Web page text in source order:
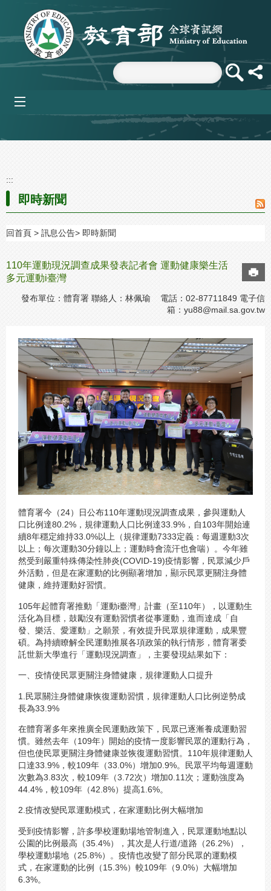
跳到主要內容區塊
:::
即時新聞
回首頁 訊息公告 即時新聞
110年運動現況調查成果發表記者會 運動健康樂生活
多元運動i臺灣
發布單位：體育署 聯絡人：林佩瑜 電話：02-87711849 電子信
箱： yu88@mail.sa.gov.tw
體育署今（24）日公布110年運動現況調查成果，參與運動人
口比例達80.2%，規律運動人口比例達33.9%，自103年開始連
續8年穩定維持33.0%以上（規律運動7333定義：每週運動3次
以上；每次運動30分鐘以上；運動時會流汗也會喘）。今年雖
然受到嚴重特殊傳染性肺炎(COVID-19)疫情影響，民眾減少戶
外活動，但是在家運動的比例顯著增加，顯示民眾更關注身體
健康，維持運動好習慣。
105年起體育署推動「運動i臺灣」計畫（至110年），以運動生
活化為目標，鼓勵沒有運動習慣者從事運動，進而達成「自
發、樂活、愛運動」之願景，有效提升民眾規律運動，成果豐
碩。為持續瞭解全民運動推展各項政策的執行情形，體育署委
託世新大學進行「運動現況調查」，主要發現結果如下：
一、疫情使民眾更關注身體健康，規律運動人口提升
1.民眾關注身體健康恢復運動習慣，規律運動人口比例逆勢成
長為33.9%
在體育署多年來推廣全民運動政策下，民眾已逐漸養成運動習
慣。雖然去年（109年）開始的疫情一度影響民眾的運動行為，
但也使民眾更關注身體健康並恢復運動習慣。110年規律運動人
口達33.9%，較109年（33.0%）增加0.9%。民眾平均每週運動
次數為3.83次，較109年（3.72次）增加0.11次；運動強度為
44.4%，較109年（42.8%）提高1.6%。
2.疫情改變民眾運動模式，在家運動比例大幅增加
受到疫情影響，許多學校運動場地管制進入，民眾運動地點以
公園的比例最高（35.4%），其次是人行道/道路（26.2%），
學校運動場地（25.8%）。疫情也改變了部分民眾的運動模
式，在家運動的比例（15.3%）較109年（9.0%）大幅增加
6.3%。